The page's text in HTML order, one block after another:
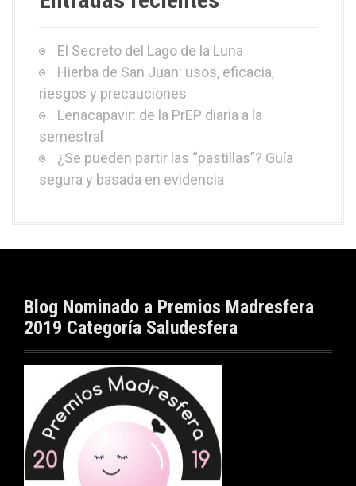
El Secreto del Lago de la Luna
Hierba de San Juan: usos, eficacia,
riesgos y precauciones
Lenacapavir: de la PrEP diaria a la
semestral
¿Se pueden partir las “pastillas”? Guía
segura y basada en evidencia
Blog Nominado a Premios Madresfera
2019 Categoría Saludesfera